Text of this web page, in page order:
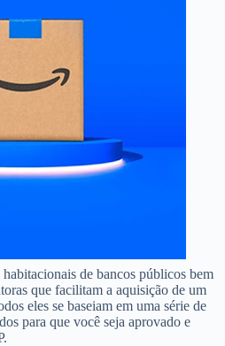
de bancos públicos bem
que facilitam a aquisição de um
eles se baseiam em uma série de
para que você seja aprovado e